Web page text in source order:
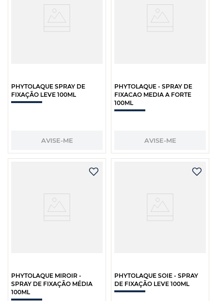
PHYTOLAQUE SPRAY DE
FIXAÇÃO LEVE 100ML
AVISE-ME
PHYTOLAQUE - SPRAY DE
FIXACAO MEDIA A FORTE
100ML
AVISE-ME
PHYTOLAQUE MIROIR -
SPRAY DE FIXAÇÃO MÉDIA
100ML
PHYTOLAQUE SOIE - SPRAY
DE FIXAÇÃO LEVE 100ML